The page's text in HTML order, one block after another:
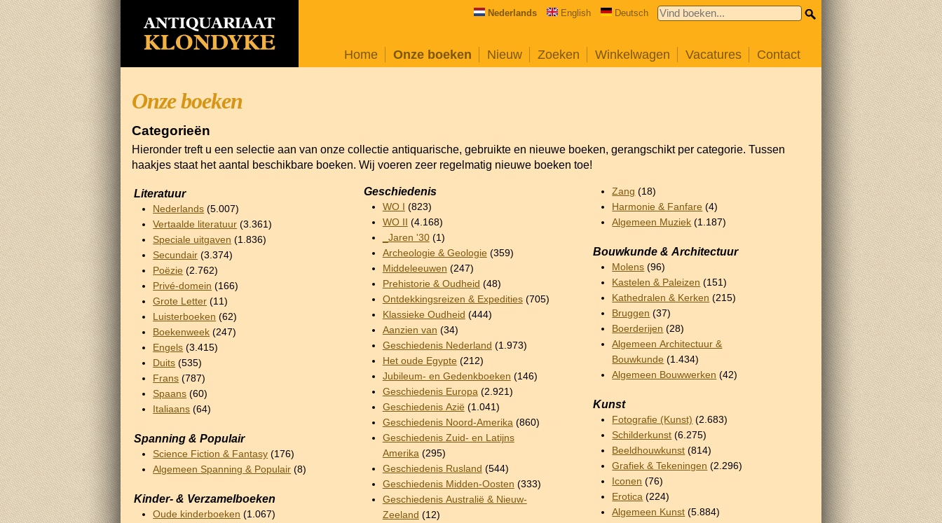
Nederlands English Deutsch
Home Onze boeken Nieuw Zoeken Winkelwagen Vacatures Contact
Onze boeken
Categorieën
Hieronder treft u een selectie aan van onze collectie antiquarische, gebruikte en nieuwe boeken, gerangschikt per categorie. Tussen
haakjes staat het aantal beschikbare boeken. Wij voeren zeer regelmatig nieuwe boeken toe!
Literatuur
Nederlands (5.007)
Vertaalde literatuur (3.361)
Speciale uitgaven (1.836)
Secundair (3.374)
Poëzie (2.762)
Privé-domein (166)
Grote Letter (11)
Luisterboeken (62)
Boekenweek (247)
Engels (3.415)
Duits (535)
Frans (787)
Spaans (60)
Italiaans (64)
Spanning & Populair
Science Fiction & Fantasy (176)
Algemeen Spanning & Populair (8)
Kinder- & Verzamelboeken
Oude kinderboeken (1.067)
Geschiedenis
WO I (823)
WO II (4.168)
_Jaren '30(1)
Archeologie & Geologie (359)
Middeleeuwen (247)
Prehistorie & Oudheid (48)
Ontdekkingsreizen & Expedities(705)
Klassieke Oudheid (444)
Aanzien van (34)
Geschiedenis Nederland (1.973)
Het oude Egypte (212)
Jubileum- en Gedenkboeken (146)
Geschiedenis Europa (2.921)
Geschiedenis Azië (1.041)
Geschiedenis Noord-Amerika (860)
Geschiedenis Zuid- en Latijns
Amerika (295)
Geschiedenis Rusland (544)
Geschiedenis Midden-Oosten (333)
Geschiedenis Australië & Nieuw-
Zeeland (12)
Zang (18)
Harmonie & Fanfare (4)
Algemeen Muziek (1.187)
Bouwkunde & Architectuur
Molens (96)
Kastelen & Paleizen (151)
Kathedralen & Kerken (215)
Bruggen (37)
Boerderijen (28)
Algemeen Architectuur &
Bouwkunde (1.434)
Algemeen Bouwwerken (42)
Kunst
Fotografie (Kunst) (2.683)
Schilderkunst (6.275)
Beeldhouwkunst (814)
Grafiek & Tekeningen (2.296)
Iconen (76)
Erotica (224)
Algemeen Kunst (5.884)